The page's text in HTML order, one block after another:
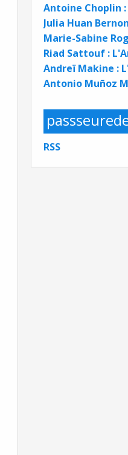
Riad Sattouf :
Andreï Makine :
RSS